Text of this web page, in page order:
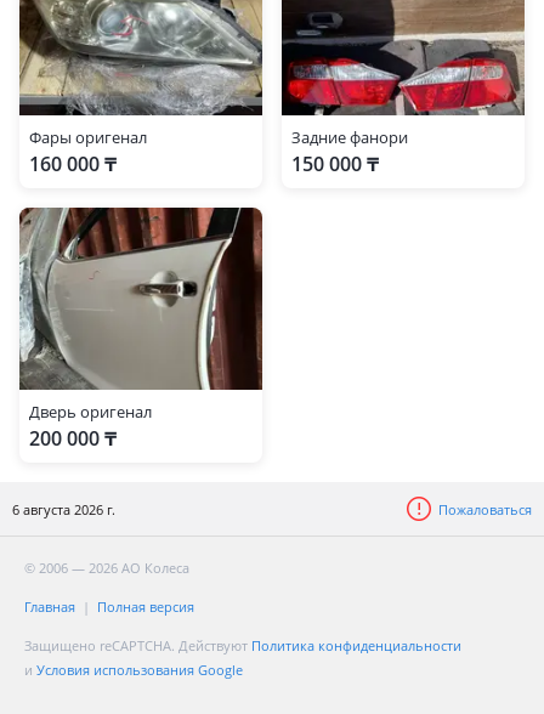
Фары оригенал
160 000 ₸
Задние фанори
150 000 ₸
Дверь оригенал
200 000 ₸
6 августа 2026 г. Пожаловаться
© 2006 — 2026 АО Колеса
Главная Полная версия
Защищено reCAPTCHA. Действуют Политика конфиденциальности
и Условия использования Google